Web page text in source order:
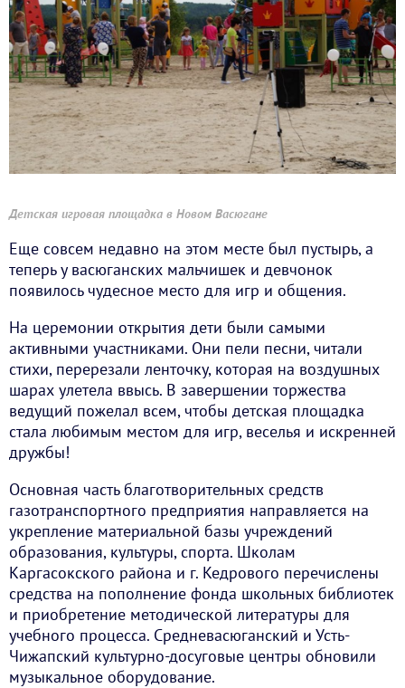
Детская игровая площадка в Новом Васюгане
Еще совсем недавно на этом месте был пустырь, а
теперь у васюганских мальчишек и девчонок
появилось чудесное место для игр и общения.
На церемонии открытия дети были самыми
активными участниками. Они пели песни, читали
стихи, перерезали ленточку, которая на воздушных
шарах улетела ввысь. В завершении торжества
ведущий пожелал всем, чтобы детская площадка
стала любимым местом для игр, веселья и искренней
дружбы!
Основная часть благотворительных средств
газотранспортного предприятия направляется на
укрепление материальной базы учреждений
образования, культуры, спорта. Школам
Каргасокского района и г. Кедрового перечислены
средства на пополнение фонда школьных библиотек
и приобретение методической литературы для
учебного процесса. Средневасюганский и Усть-
Чижапский культурно-досуговые центры обновили
музыкальное оборудование.